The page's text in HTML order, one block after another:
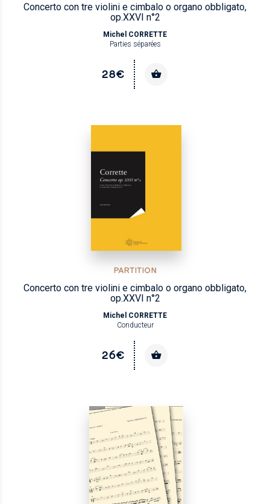
Concerto con tre violini e cimbalo o organo obbligato,
op.XXVI n°2
Michel CORRETTE
Parties séparées
28€
PARTITION
Concerto con tre violini e cimbalo o organo obbligato,
op.XXVI n°2
Michel CORRETTE
Conducteur
26€